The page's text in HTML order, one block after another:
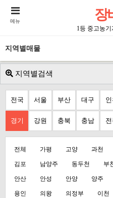
장
1등 중고농
메뉴
지역별매물
지역별검색
전국 서울 부산 대구 인
경기 강원 충북 충남
전체 가평 고양 과천
김포 남양주 동두천 부
안산 안성 안양 양주
용인 의왕 의정부 이천